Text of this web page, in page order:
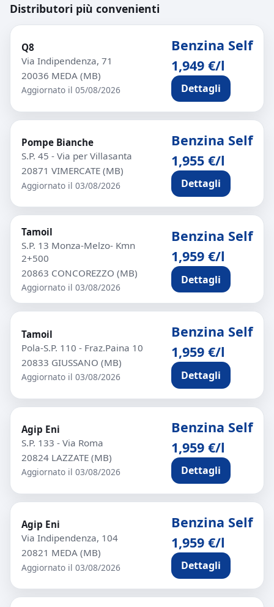
Distributori più convenienti
Q8
Via Indipendenza, 71
20036 MEDA (MB)
Aggiornato il 05/08/2026
Benzina Self
1,949 €/l
Dettagli
Pompe Bianche
S.P. 45 - Via per Villasanta
20871 VIMERCATE (MB)
Aggiornato il 03/08/2026
Benzina Self
1,955 €/l
Dettagli
Tamoil
S.P. 13 Monza-Melzo- Kmn
2+500
20863 CONCOREZZO (MB)
Aggiornato il 03/08/2026
Benzina Self
1,959 €/l
Dettagli
Tamoil
Pola-S.P. 110 - Fraz.Paina 10
20833 GIUSSANO (MB)
Aggiornato il 03/08/2026
Benzina Self
1,959 €/l
Dettagli
Agip Eni
S.P. 133 - Via Roma
20824 LAZZATE (MB)
Aggiornato il 03/08/2026
Benzina Self
1,959 €/l
Dettagli
Agip Eni
Via Indipendenza, 104
20821 MEDA (MB)
Aggiornato il 03/08/2026
Benzina Self
1,959 €/l
Dettagli